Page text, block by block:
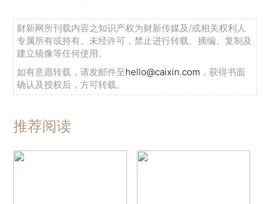
财新网所刊载内容之知识产权为财新传媒及/或相关权利人
专属所有或持有。未经许可，禁止进行转载、摘编、复制及
建立镜像等任何使用。
如有意愿转载，请发邮件至hello@caixin.com ，获得书面
确认及授权后，方可转载。
推荐阅读